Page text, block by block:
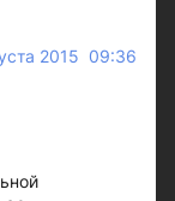
2015 09:36